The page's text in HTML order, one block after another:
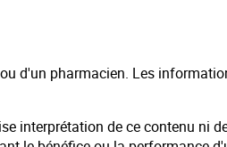
d'un pharmacien. Les
interprétation de ce contenu ni